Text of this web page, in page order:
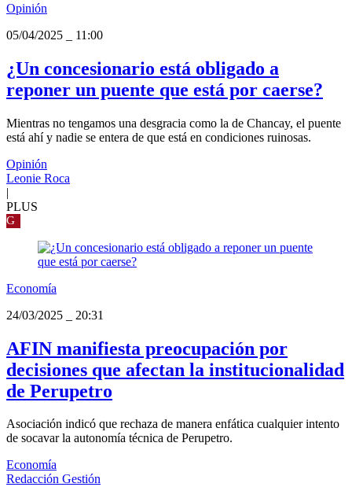
Opinión
05/04/2025
11:00
¿Un concesionario está obligado a
reponer un puente que está por caerse?
Mientras no tengamos una desgracia como la de Chancay, el puente
está ahí y nadie se entera de que está en condiciones ruinosas.
Opinión
Leonie Roca
|
PLUS
G
Economía
24/03/2025
20:31
AFIN manifiesta preocupación por
decisiones que afectan la institucionalidad
de Perupetro
Asociación indicó que rechaza de manera enfática cualquier intento
de socavar la autonomía técnica de Perupetro.
Economía
Redacción Gestión